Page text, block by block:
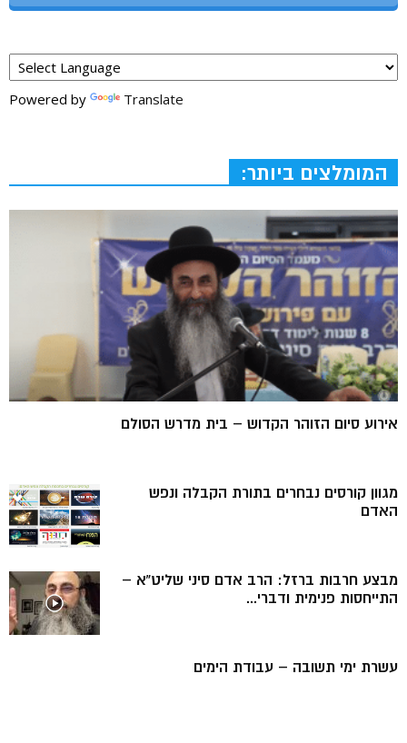
Powered by Translate
המומלצים ביותר:
אירוע סיום הזוהר הקדוש – בית מדרש הסולם
מגוון קורסים נבחרים בתורת הקבלה ונפש
האדם
מבצע חרבות ברזל: הרב אדם סיני שליט”א –
התייחסות פנימית ודברי...
עשרת ימי תשובה – עבודת הימים